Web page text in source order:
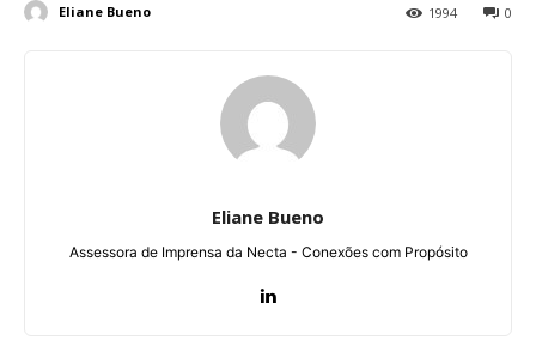
Eliane Bueno 0
1994
Eliane Bueno
Assessora de Imprensa da Necta - Conexões com Propósito